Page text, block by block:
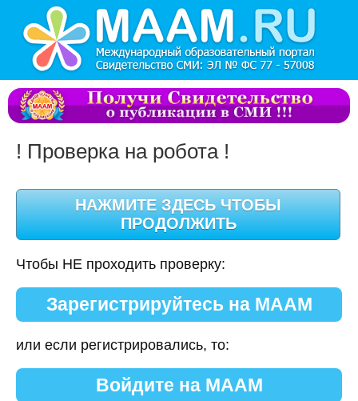
! Проверка на робота !
Чтобы НЕ проходить проверку:
Зарегистрируйтесь на МААМ
или если регистрировались, то:
Войдите на МААМ